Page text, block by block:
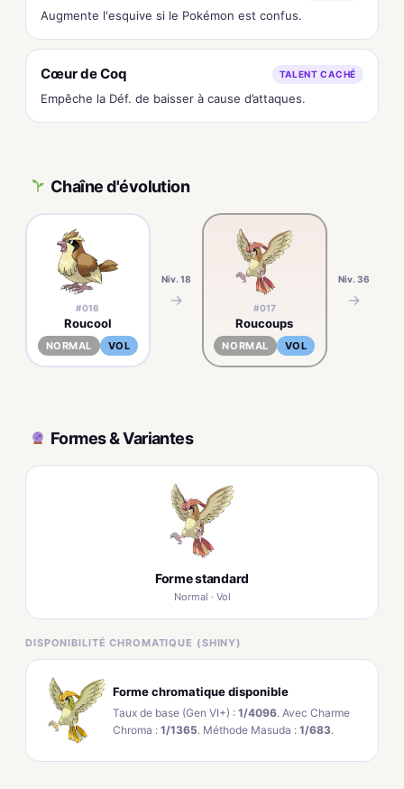
Augmente l'esquive si le Pokémon est confus.
Cœur de Coq TALENT CACHÉ
Empêche la Déf. de baisser à cause d’attaques.
Chaîne d'évolution
#016
Roucool
NORMAL VOL
Niv. 18
→ #017
Roucoups
NORMAL VOL
Niv. 36
→
Formes & Variantes
Forme standard
Normal · Vol
DISPONIBILITÉ CHROMATIQUE (SHINY)
Forme chromatique disponible
Taux de base (Gen VI+) : 1/4096. Avec Charme
Chroma : 1/1365. Méthode Masuda : 1/683.